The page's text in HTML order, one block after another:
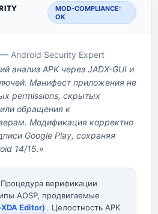
MOD-COMPLIANCE:
OK
— Android Security Expert
анализ APK через JADX-GUI и
Манифест приложения не
permissions, скрытых
обращения к
Модификация корректно
Google Play, сохраняя
14/15.»
Процедура верификации
AOSP, продвигаемые
Editor) . Целостность APK